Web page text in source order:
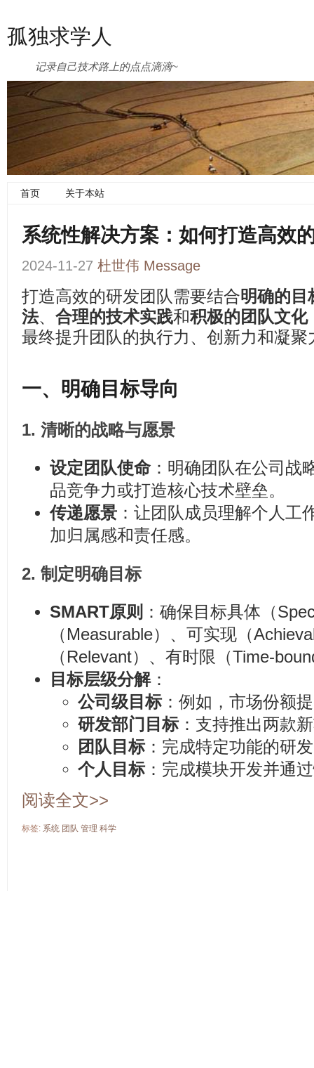
孤独求学人
记录自己技术路上的点点滴滴~
首页 关于本站
系统性解决方案：如何打造高效
2024-11-27 杜世伟 Message
打造高效的研发团队需要结合明确的目
法、 合理的技术实践和积极的团队文化
最终提升团队的执行力、创新力和凝聚
一、明确目标导向
1. 清晰的战略与愿景
设定团队使命：明确团队在公司战
品竞争力或打造核心技术壁垒。
传递愿景 ：让团队成员理解个人工
加归属感和责任感。
2. 制定明确目标
SMART原则 ：确保目标具体（
（Measurable）、可实现（
（Relevant）、有时限（Time-
目标层级分解：
公司级目标：例如，市场份额
研发部门目标：支持推出两款
团队目标：完成特定功能的研
个人目标：完成模块开发并通
阅读全文>>
标签: 系统 团队 管理 科学